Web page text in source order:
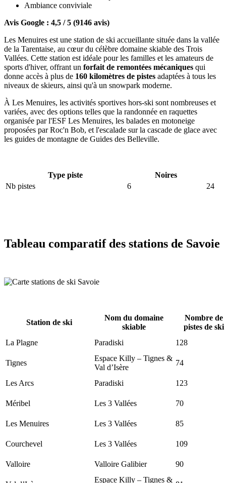
Ambiance conviviale
Avis Google : 4,5 / 5 (9146 avis)
Les Menuires est une station de ski accueillante située dans la vallée
de la Tarentaise, au cœur du célèbre domaine skiable des Trois
Vallées. Cette station est idéale pour les familles et les amateurs de
sports d'hiver, offrant un forfait de remontées mécaniques qui
donne accès à plus de 160 kilomètres de pistes adaptées à tous les
niveaux de skieurs, ainsi qu'à un snowpark moderne.
À Les Menuires, les activités sportives hors-ski sont nombreuses et
variées, avec des options telles que la randonnée en raquettes
organisée par l'ESF Les Menuires, les balades en motoneige
proposées par Roc'n Bob, et l'escalade sur la cascade de glace avec
les guides de montagne de Guides des Belleville.
Type piste
Noires
Nb pistes
6 24
Tableau comparatif des stations de Savoie
Station de ski
Nom du domaine
skiable
Nombre de
pistes de ski
La Plagne
Paradiski 128
Tignes
Espace Killy – Tignes &
Val d’Isère
74
Les Arcs Paradiski 123
Méribel Les 3 Vallées 70
Les Menuires Les 3 Vallées 85
Courchevel Les 3 Vallées 109
Valloire Valloire Galibier 90
Espace Killy – Tignes &